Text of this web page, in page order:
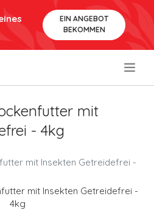
EIN ANGEBOT
BEKOMMEN
mit
- 4kg
mit Insekten Getreidefrei -